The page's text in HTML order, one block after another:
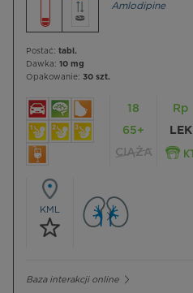
Amlodipine
Postać: tabl.
Dawka: 10 mg
Opakowanie: 30 szt.
18
65+
CIĄŻA
Rp
LEK
KML
Baza interakcji online